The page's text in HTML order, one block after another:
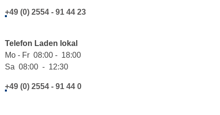
+49 (0) 2554 - 91 44 23
Telefon Laden lokal
Mo - Fr 08:00 - 18:00
Sa 08:00 - 12:30
+49 (0) 2554 - 91 44 0